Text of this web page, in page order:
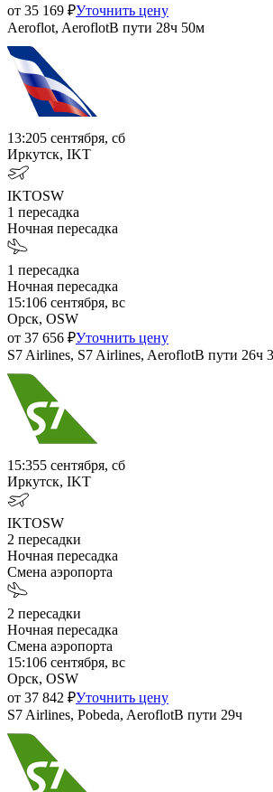
от 35 169 ₽Уточнить цену
Aeroflot, AeroflotВ пути 28ч 50м
13:205 сентября, сб
Иркутск, IKT
IKTOSW
1 пересадка
Ночная пересадка
1 пересадка
Ночная пересадка
15:106 сентября, вс
Орск, OSW
от 37 656 ₽Уточнить цену
S7 Airlines, S7 Airlines, AeroflotВ пути 26ч
15:355 сентября, сб
Иркутск, IKT
IKTOSW
2 пересадки
Ночная пересадка
Смена аэропорта
2 пересадки
Ночная пересадка
Смена аэропорта
15:106 сентября, вс
Орск, OSW
от 37 842 ₽Уточнить цену
S7 Airlines, Pobeda, AeroflotВ пути 29ч